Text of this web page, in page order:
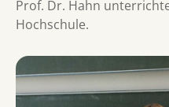
Prof. Dr. Hahn
Hochschule.